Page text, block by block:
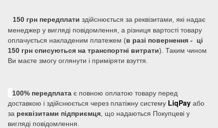
150 грн передплати здійснюється за реквізитами, які надає
менеджер у вигляді повідомлення, а різниця вартості товару
оплачується накладеним платежем (в разі повернення - ці
150 грн списуються на транспортні витрати). Таким чином
Ви маєте змогу оглянути і приміряти взуття.
100% передплата є повною оплатою товару перед
доставкою і здійснюється через платіжну систему LiqPay або
за реквізитами підприємця , що надаються Покупцеві у
вигляді повідомлення.